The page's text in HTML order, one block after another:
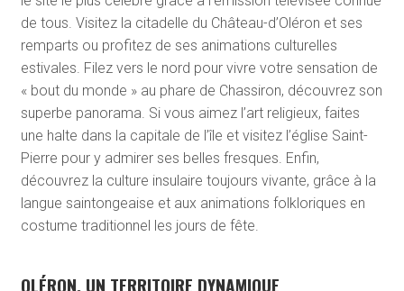
de tous. Visitez la citadelle du Château-d’Oléron et ses
remparts ou profitez de ses animations culturelles
estivales. Filez vers le nord pour vivre votre sensation de
« bout du monde » au phare de Chassiron, découvrez son
superbe panorama. Si vous aimez l’art religieux, faites
une halte dans la capitale de l’île et visitez l’église Saint-
Pierre pour y admirer ses belles fresques. Enfin,
découvrez la culture insulaire toujours vivante, grâce à la
langue saintongeaise et aux animations folkloriques en
costume traditionnel les jours de fête.
OLÉRON, UN TERRITOIRE DYNAMIQUE